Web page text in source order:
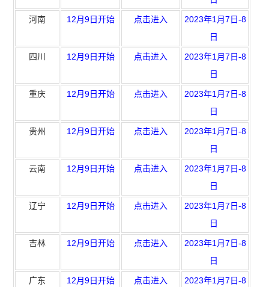
河南 12月9日开始 点击进入
2023年1月7日-8
日
四川 12月9日开始 点击进入
2023年1月7日-8
日
重庆 12月9日开始 点击进入
2023年1月7日-8
日
贵州 12月9日开始 点击进入
2023年1月7日-8
日
云南 12月9日开始 点击进入
2023年1月7日-8
日
辽宁 12月9日开始 点击进入
2023年1月7日-8
日
吉林 12月9日开始 点击进入
2023年1月7日-8
日
广东 12月9日开始 点击进入
2023年1月7日-8